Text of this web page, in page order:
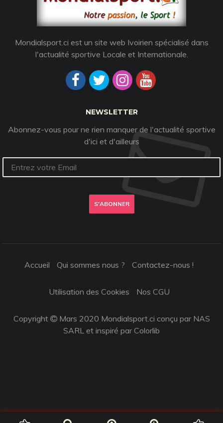
Mondialsport.ci est un site web Ivoirien spécialisé dans
l'actualité sportive Locale et Internationale.
NEWSLETTER
Abonnez-vous pour ne rien manquer de l'actualité sportive
d'ici et d'ailleurs
S'ABONNER
Accueil Qui sommes nous ? Contactez-nous !
Utilisation des Cookies Nos CGU
Copyright
Mars 2020 Mondialsport.ci conçu par NAS
SARL et inspiré parColorlib